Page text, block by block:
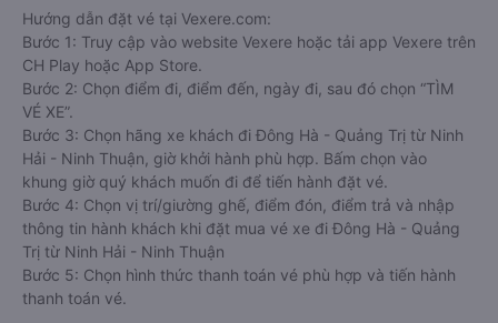
Hướng dẫn đặt vé tại Vexere.com:
Bước 1: Truy cập vào website Vexere hoặc tải app Vexere trên
CH Play hoặc App Store.
Bước 2: Chọn điểm đi, điểm đến, ngày đi, sau đó chọn “TÌM
VÉ XE”.
Bước 3: Chọn hãng xe khách đi Đông Hà - Quảng Trị từ Ninh
Hải - Ninh Thuận, giờ khởi hành phù hợp. Bấm chọn vào
khung giờ quý khách muốn đi để tiến hành đặt vé.
Bước 4: Chọn vị trí/giường ghế, điểm đón, điểm trả và nhập
thông tin hành khách khi đặt mua vé xe đi Đông Hà - Quảng
Trị từ Ninh Hải - Ninh Thuận
Bước 5: Chọn hình thức thanh toán vé phù hợp và tiến hành
thanh toán vé.